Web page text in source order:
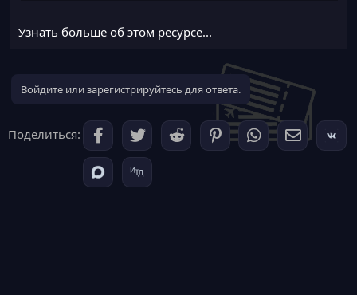
Узнать больше об этом ресурсе...
Войдите или зарегистрируйтесь для ответа.
Поделиться: